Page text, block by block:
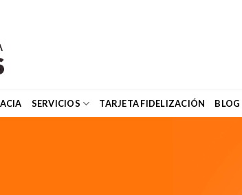
SERVICIOS TARJETA FIDELIZACIÓN BLOG